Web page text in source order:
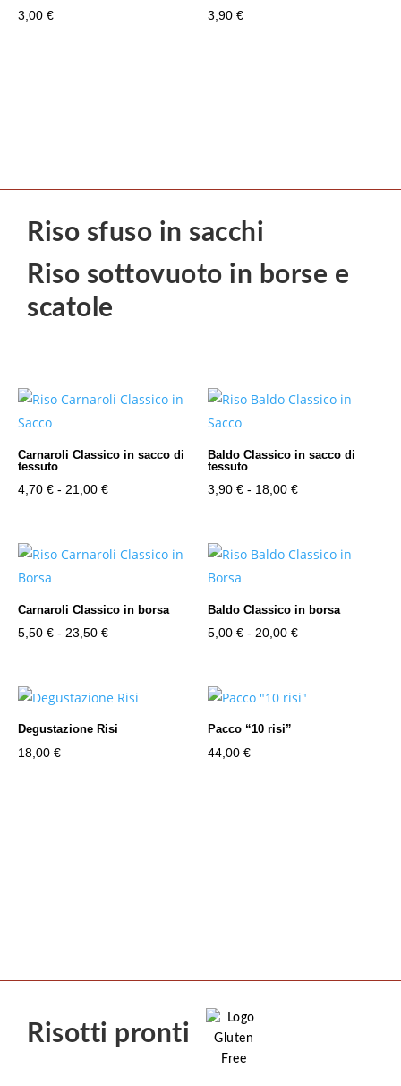
3,00 € 3,90€
Riso sfuso in sacchi
Riso sottovuoto in borse e
scatole
Carnaroli Classico in sacco di
tessuto
4,70 € - 21,00 €Fascia
da
a
21,00 €
Baldo Classico in sacco di
tessuto
3,90€ - 18,00€Fascia
da
a
18,00 €
Carnaroli Classico in borsa
5,50 € - 23,50 €Fascia
da
5,50 €
Baldo Classico in borsa
5,00€ - 20,00€Fascia
da
Degustazione Risi
18,00 €
Pacco “10 risi”
44,00€
Risotti pronti